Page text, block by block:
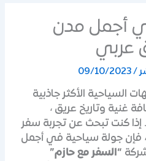
أجمل مدن
عربي
/
09/10/2023
السياحية الأكثر جاذبية
غنية وتاريخ عريق ،
إذا كنت تبحث عن تجربة سفر
فإن جولة سياحية في أجمل
“السفر مع حازم”